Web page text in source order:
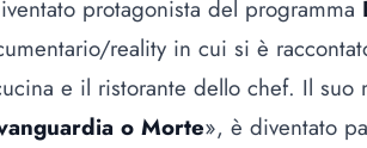
protagonista del programma
reality in cui si è
e il ristorante dello chef. Il suo
o Morte», è diventato